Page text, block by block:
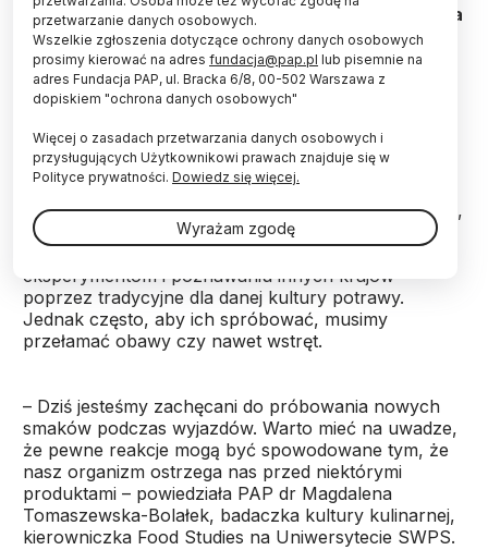
Choć na przestrzeni wieków jakość jedzenia uległa
znacznej poprawie - to wstręt, który chroni przed
spożyciem potencjalnie szkodliwych pokarmów,
jest nam potrzebny tak samo teraz, jak i dawniej -
powiedziała PAP dr Magdalena Tomaszewska-
Sfermentowany śledź, smażone skorpiony czy
mrówki, stuletnie jajo to dla nas potrawy egzotyczne,
ale często spotykane podczas zagranicznych
eksperymentom i poznawaniu innych krajów
poprzez tradycyjne dla danej kultury potrawy.
Jednak często, aby ich spróbować, musimy
przełamać obawy czy nawet wstręt.
– Dziś jesteśmy zachęcani do próbowania nowych
smaków podczas wyjazdów. Warto mieć na uwadze,
że pewne reakcje mogą być spowodowane tym, że
nasz organizm ostrzega nas przed niektórymi
produktami – powiedziała PAP dr Magdalena
Tomaszewska-Bolałek, badaczka kultury kulinarnej,
kierowniczka Food Studies na Uniwersytecie SWPS.
przetwarzanie danych osobowych.
Wszelkie zgłoszenia dotyczące ochrony danych osobowych
prosimy kierować na adres fundacja@pap.pl lub pisemnie na
adres Fundacja PAP, ul. Bracka 6/8, 00-502 Warszawa z
dopiskiem "ochrona danych osobowych"
Więcej o zasadach przetwarzania danych osobowych i
przysługujących Użytkownikowi prawach znajduje się w
Polityce prywatności. Dowiedz się więcej.
Wyrażam zgodę